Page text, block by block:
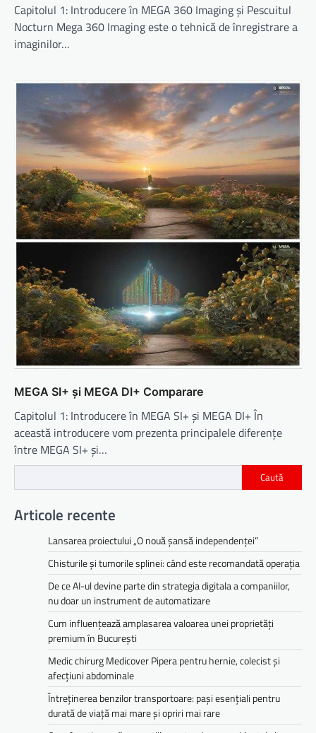
Capitolul 1: Introducere în MEGA 360 Imaging și Pescuitul
Nocturn Mega 360 Imaging este o tehnică de înregistrare a
imaginilor…
MEGA SI+ și MEGA DI+ Comparare
Capitolul 1: Introducere în MEGA SI+ și MEGA DI+ În
această introducere vom prezenta principalele diferențe
între MEGA SI+ și…
Caută
Articole recente
Lansarea proiectului „O nouă șansă independenței”
Chisturile și tumorile splinei: când este recomandată operația
De ce AI-ul devine parte din strategia digitala a companiilor,
nu doar un instrument de automatizare
Cum influențează amplasarea valoarea unei proprietăți
premium în București
Medic chirurg Medicover Pipera pentru hernie, colecist și
afecțiuni abdominale
Întreținerea benzilor transportoare: pași esențiali pentru
durată de viață mai mare și opriri mai rare